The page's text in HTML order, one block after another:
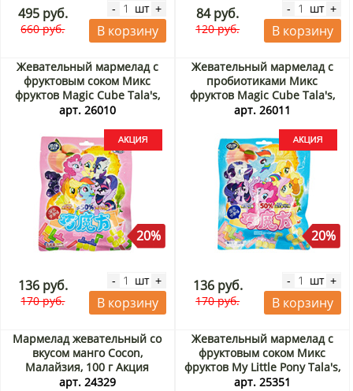
495 руб.
660 руб.
- шт +
В корзину
84 руб.
120 руб.
- шт +
В корзину
Жевательный мармелад с
фруктовым соком Микс
фруктов Magic Cube Tala's,
Китай, 60 г Акция
арт. 26010
20%
136 руб.
170 руб.
- шт +
В корзину
Жевательный мармелад с
пробиотиками Микс
фруктов Magic Cube Tala's,
Китай, 60 г Акция
арт. 26011
20%
136 руб.
170 руб.
- шт +
В корзину
Мармелад жевательный со
вкусом манго Cocon,
Малайзия, 100 г Акция
арт. 24329
Жевательный мармелад с
фруктовым соком Микс
фруктов My Little Pony Tala's,
Китай, 60 г Акция
арт. 25351